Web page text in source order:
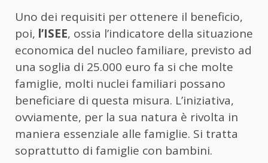
Uno dei requisiti per ottenere il beneficio,
poi, l’ISEE, ossia l’indicatore della situazione
economica del nucleo familiare, previsto ad
una soglia di 25.000 euro fa si che molte
famiglie, molti nuclei familiari possano
beneficiare di questa misura. L’iniziativa,
ovviamente, per la sua natura è rivolta in
maniera essenziale alle famiglie. Si tratta
soprattutto di famiglie con bambini.